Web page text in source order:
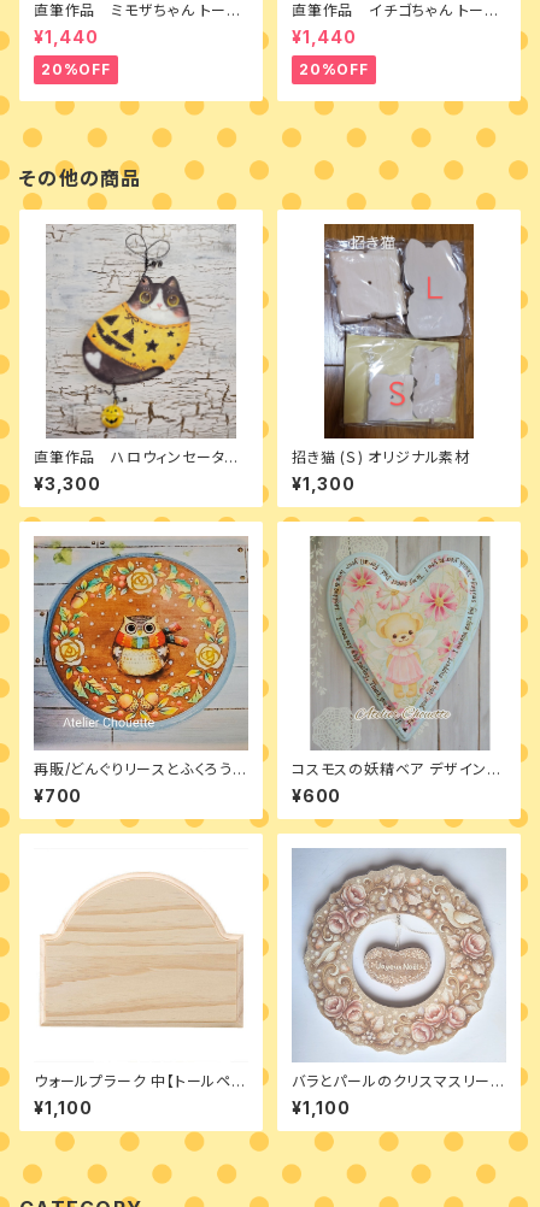
直筆作品 ミモザちゃん トール
ペイントとカントリードールのミ
ニボード
¥1,440
20%OFF
直筆作品 イチゴちゃん トール
ペイントとカントリードールのミ
ニボード
¥1,440
20%OFF
その他の商品
直筆作品 ハロウィンセーター
のハチワレ猫 オーナメント
¥3,300
招き猫 (Ｓ) オリジナル素材
¥1,300
再販/どんぐりリースとふくろう
デザインパケット
¥700
コスモスの妖精ベア デザインパ
ケット
¥600
ウォールプラーク 中【トールペイ
ント 材料】
¥1,100
バラとパールのクリスマスリース
デザインパケット
¥1,100